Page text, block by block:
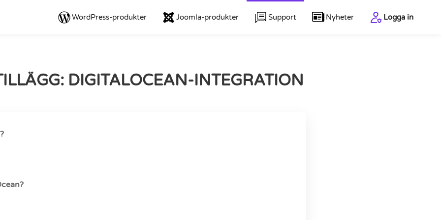
WordPress-produkter Joomla-produkter Support Nyheter Logga in
DIGITALOCEAN-INTEGRATION